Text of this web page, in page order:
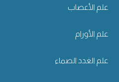
علم الأعصاب
علم الأورام
علم الغدد الصماء